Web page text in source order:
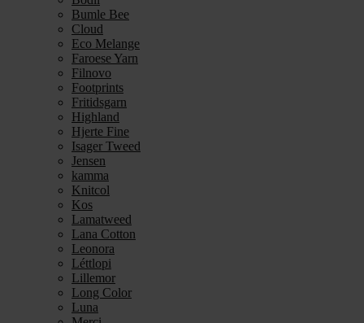
Bumle Bee
Cloud
Eco Melange
Faroese Yarn
Filnovo
Footprints
Fritidsgarn
Highland
Hjerte Fine
Isager Tweed
Jensen
kamma
Knitcol
Kos
Lamatweed
Lana Cotton
Leonora
Léttlopi
Lillemor
Long Color
Luna